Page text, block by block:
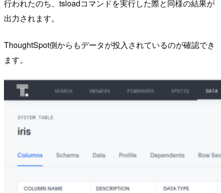
行われたのち、tsloadコマンドを実行した際と同様の結果が
出力されます。
ThoughtSpot側からもデータが投入されているのが確認でき
ます。